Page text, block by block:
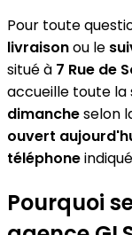
Pour toute
livraisonou le
situé à 7 Rue de
accueille toute
dimancheselon
ouvert
téléphone
Pourquoi